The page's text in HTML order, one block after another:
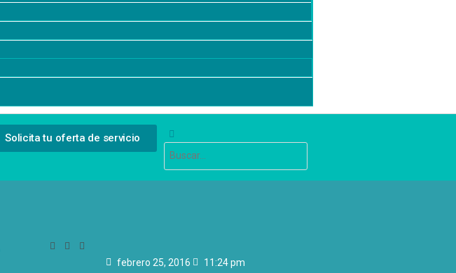
Solicita tu oferta de servicio
febrero 25, 2016 11:24 pm